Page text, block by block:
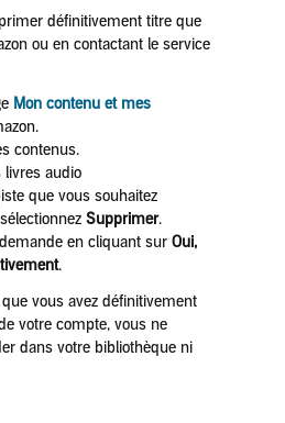
définitivement titre que
ou en contactant le service
Mon contenu et mes
contenus.
livres audio
que vous souhaitez
Supprimer.
en cliquant sur Oui,
.
vous avez définitivement
votre compte, vous ne
dans votre bibliothèque ni